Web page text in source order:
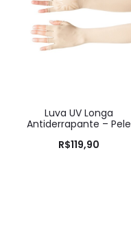
Luva UV Longa
Antiderrapante – Pele
R$119,90